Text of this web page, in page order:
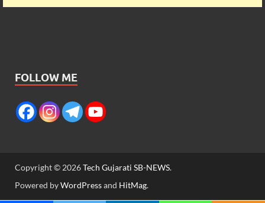
FOLLOW ME
Copyright © 2026Tech Gujarati SB-NEWS.
Powered byWordPressand HitMag.